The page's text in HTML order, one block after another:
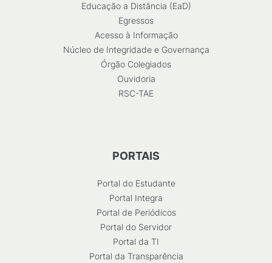
Educação a Distância (EaD)
Egressos
Acesso à Informação
Núcleo de Integridade e Governança
Órgão Colegiados
Ouvidoria
RSC-TAE
PORTAIS
Portal do Estudante
Portal Integra
Portal de Periódicos
Portal do Servidor
Portal da TI
Portal da Transparência